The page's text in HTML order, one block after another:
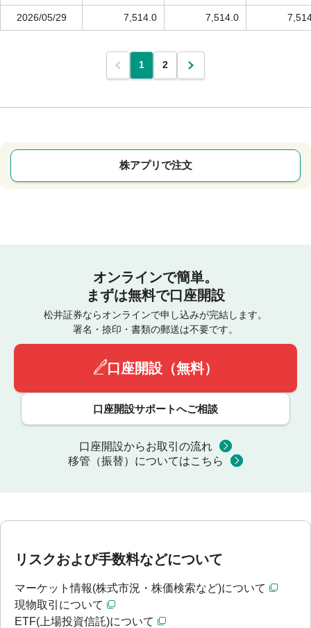
2026/05/29 7,514.0 7,514.0
1 2
株アプリで注文
オンラインで簡単。
まずは無料で口座開設
松井証券ならオンラインで申し込みが完結します。
署名・捺印・書類の郵送は不要です。
口座開設（無料）
口座開設サポートへご相談
口座開設からお取引の流れ
移管（振替）についてはこちら
リスクおよび手数料などについて
マーケット情報(株式市況・株価検索など)について
現物取引について
ETF(上場投資信託)について